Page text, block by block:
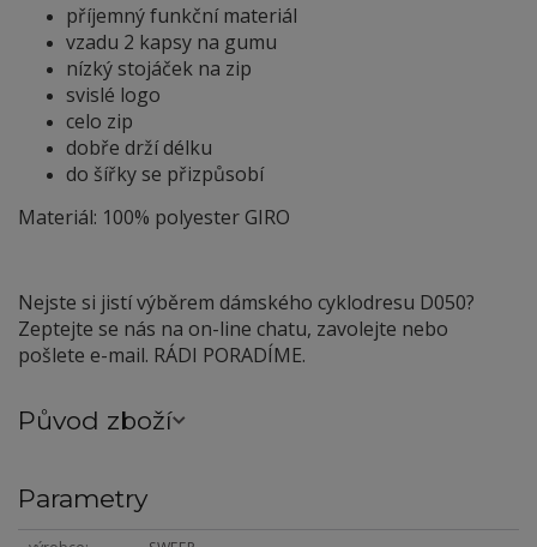
příjemný funkční materiál
vzadu 2 kapsy na gumu
nízký stojáček na zip
svislé logo
celo zip
dobře drží délku
do šířky se přizpůsobí
Materiál: 100% polyester GIRO
Nejste si jistí výběrem dámského cyklodresu D050?
Zeptejte se nás na on-line chatu, zavolejte nebo
pošlete e-mail. RÁDI PORADÍME.
Původ zboží
Parametry